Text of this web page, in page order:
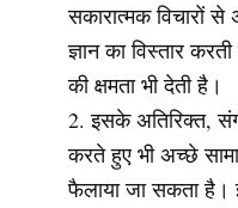
सकारात्मक विचारों
ज्ञान का विस्तार
की क्षमता भी देती है।
इसके अतिरिक्त,
करते हुए भी अच्छे
फैलाया जा सकता है।